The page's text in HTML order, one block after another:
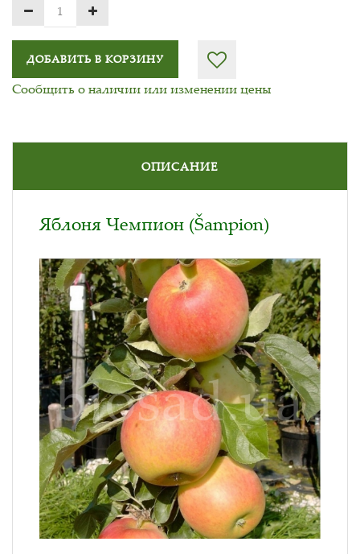
ДОБАВИТЬ В КОРЗИНУ
Сообщить о наличии или изменении цены
ОПИСАНИЕ
Яблоня Чемпион (Šampion)